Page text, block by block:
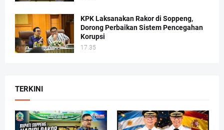
KPK Laksanakan Rakor di Soppeng,
Dorong Perbaikan Sistem Pencegahan
Korupsi
17.35
TERKINI